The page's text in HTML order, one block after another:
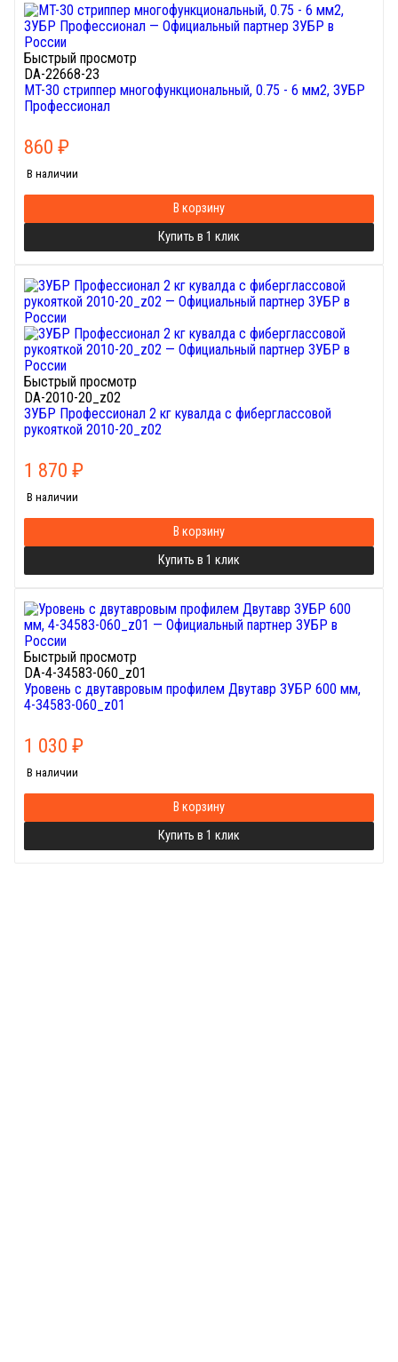
Быстрый просмотр
DA-22668-23
МT-30 стриппер многофункциональный, 0.75 - 6 мм2, ЗУБР
Профессионал
860 ₽
В наличии
В корзину
Купить в 1 клик
Быстрый просмотр
DA-2010-20_z02
ЗУБР Профессионал 2 кг кувалда с фиберглассовой
рукояткой 2010-20_z02
1 870 ₽
В наличии
В корзину
Купить в 1 клик
Быстрый просмотр
DA-4-34583-060_z01
Уровень с двутавровым профилем Двутавр ЗУБР 600 мм,
4-34583-060_z01
1 030 ₽
В наличии
В корзину
Купить в 1 клик